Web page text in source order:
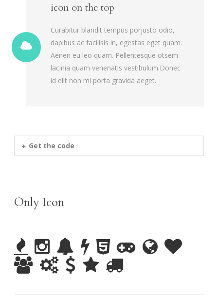
icon on the top
Curabitur blandit tempus porjusto odio,
dapibus ac facilisis in, egestas eget quam.
Aenen eu leo quam. Pellentesque otsem
lacinia quam venenatis vestibulum.Donec
id elit non mi porta gravida aeget.
Get the code
Only Icon